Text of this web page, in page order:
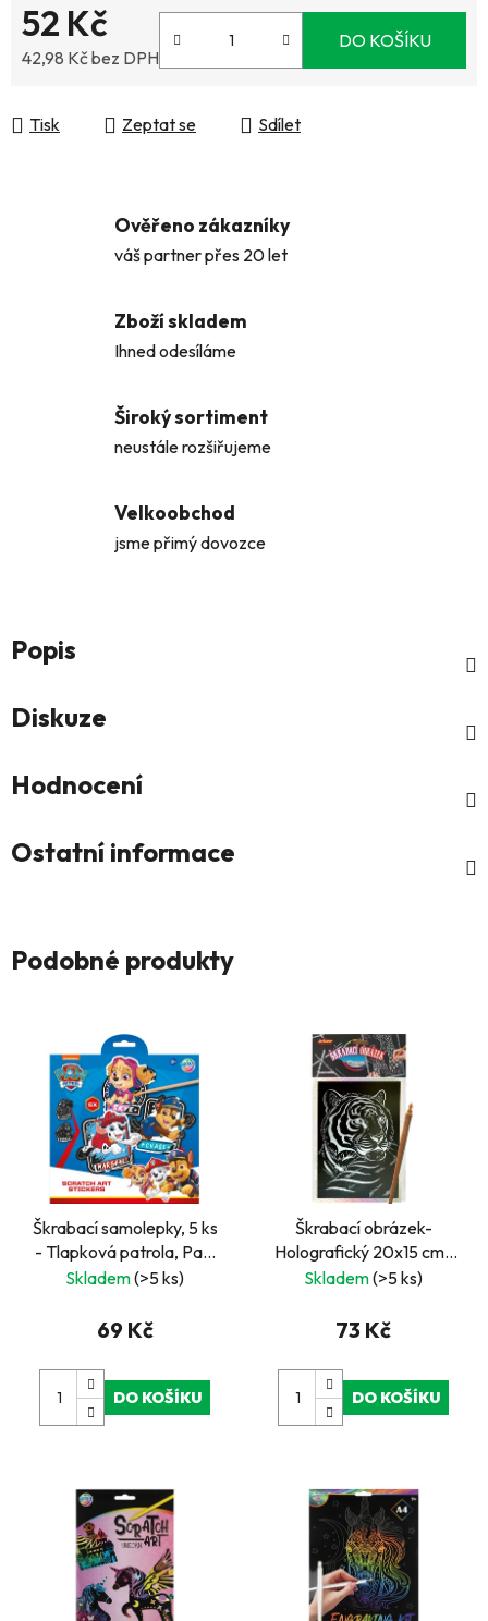
52 Kč
42,98 Kč bez DPH
DO KOŠÍKU
Tisk Zeptat se Sdílet
Ověřeno zákazníky
váš partner přes 20 let
Zboží skladem
Ihned odesíláme
Široký sortiment
neustále rozšiřujeme
Velkoobchod
jsme přimý dovozce
Popis
Diskuze
Hodnocení
Ostatní informace
Podobné produkty
Škrabací samolepky, 5 ks
- Tlapková patrola, Paw
patrol
Skladem(>5 ks)
69 Kč
DO KOŠÍKU
Škrabací obrázek-
Holografický 20x15 cm-
tygr
Skladem(>5 ks)
73 Kč
DO KOŠÍKU